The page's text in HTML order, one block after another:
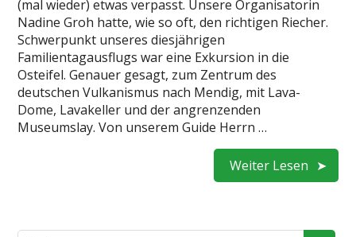
(mal wieder) etwas verpasst. Unsere Organisatorin
Nadine Groh hatte, wie so oft, den richtigen Riecher.
Schwerpunkt unseres diesjährigen
Familientagausflugs war eine Exkursion in die
Osteifel. Genauer gesagt, zum Zentrum des
deutschen Vulkanismus nach Mendig, mit Lava-
Dome, Lavakeller und der angrenzenden
Museumslay. Von unserem Guide Herrn …
Weiter Lesen